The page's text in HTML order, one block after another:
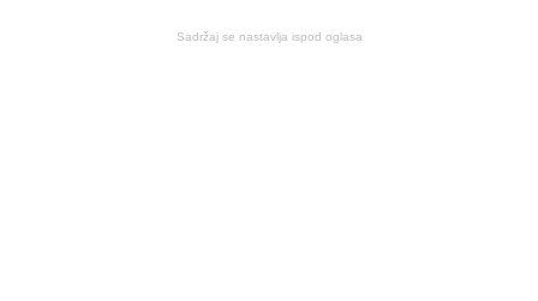
Sadržaj se nastavlja ispod oglasa